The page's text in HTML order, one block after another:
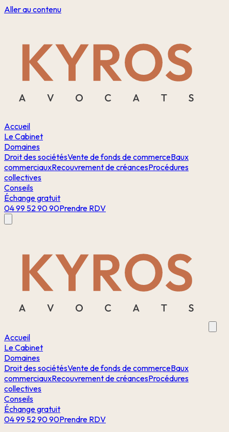
Aller au contenu
Accueil
Le Cabinet
Domaines
Droit des sociétésVente de fonds de commerceBaux
commerciauxRecouvrement de créancesProcédures
collectives
Conseils
Échange gratuit
04 99 52 90 90Prendre RDV
Accueil
Le Cabinet
Domaines
Droit des sociétésVente de fonds de commerceBaux
commerciauxRecouvrement de créancesProcédures
collectives
Conseils
Échange gratuit
04 99 52 90 90Prendre RDV